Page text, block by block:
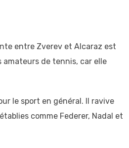
entre Zverev et Alcaraz est
de tennis, car elle
le sport en général. Il ravive
comme Federer, Nadal et